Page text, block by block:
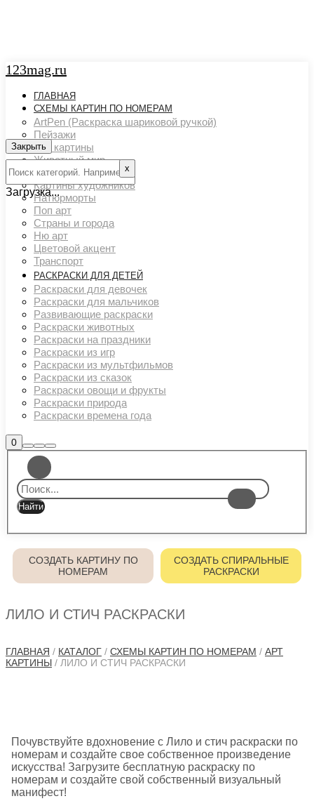
123mag.ru
ГЛАВНАЯ
СХЕМЫ КАРТИН ПО НОМЕРАМ
ArtPen (Раскраска шариковой ручкой)
Пейзажи
Арт картины
Животный мир
Люди
Картины художников
Натюрморты
Поп арт
Страны и города
Ню арт
Цветовой акцент
Транспорт
РАСКРАСКИ ДЛЯ ДЕТЕЙ
Раскраски для девочек
Раскраски для мальчиков
Развивающие раскраски
Раскраски животных
Раскраски на праздники
Раскраски из игр
Раскраски из мультфильмов
Раскраски из сказок
Раскраски овощи и фрукты
Раскраски природа
Раскраски времена года
0Боковая
панель
магазина
Найти
Больше
информации
Главное
меню
СОЗДАТЬ КАРТИНУ ПО
НОМЕРАМ
СОЗДАТЬ СПИРАЛЬНЫЕ
РАСКРАСКИ
ЛИЛО И СТИЧ РАСКРАСКИ
ГЛАВНАЯ / КАТАЛОГ / СХЕМЫ КАРТИН ПО НОМЕРАМ / АРТ
КАРТИНЫ / ЛИЛО И СТИЧ РАСКРАСКИ
Почувствуйте вдохновение с Лило и стич раскраски по
номерам и создайте свое собственное произведение
искусства! Загрузите бесплатную раскраску по
номерам и создайте свой собственный визуальный
манифест!
Закрыть
х
Загрузка...